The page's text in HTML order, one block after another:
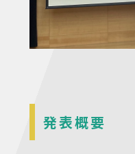
発表概要